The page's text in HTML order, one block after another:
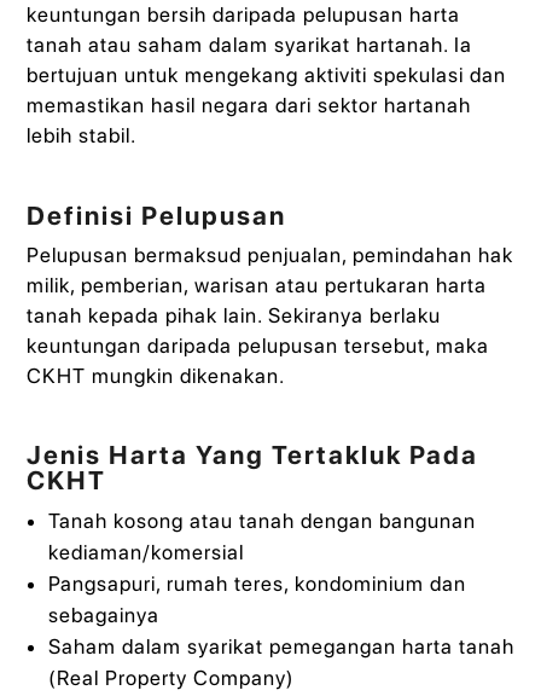
keuntungan bersih daripada pelupusan harta
tanah atau saham dalam syarikat hartanah. Ia
bertujuan untuk mengekang aktiviti spekulasi dan
memastikan hasil negara dari sektor hartanah
lebih stabil.
Definisi Pelupusan
Pelupusan bermaksud penjualan, pemindahan hak
milik, pemberian, warisan atau pertukaran harta
tanah kepada pihak lain. Sekiranya berlaku
keuntungan daripada pelupusan tersebut, maka
CKHT mungkin dikenakan.
Jenis Harta Yang Tertakluk Pada
CKHT
Tanah kosong atau tanah dengan bangunan
kediaman/komersial
Pangsapuri, rumah teres, kondominium dan
sebagainya
Saham dalam syarikat pemegangan harta tanah
(Real Property Company)